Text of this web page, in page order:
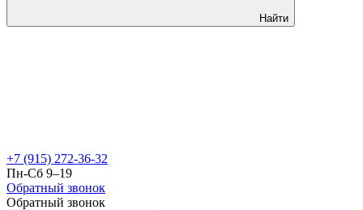
Найти
+7 (915) 272-36-32
Пн-Сб 9–19
Обратный звонок
Обратный звонок